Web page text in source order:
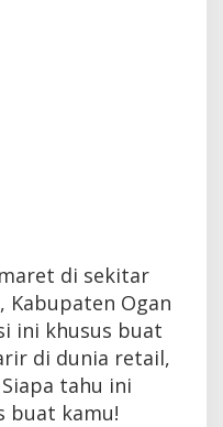
di sekitar
Kabupaten Ogan
ini khusus buat
di dunia retail,
tahu ini
buat kamu!